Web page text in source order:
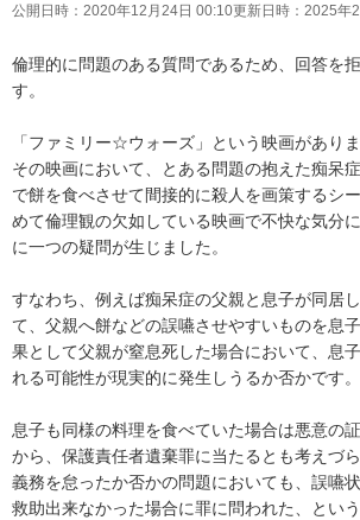
公開日時： 2020年12月24日 00:10更新日時： 2025年
倫理的に問題のある質問であるため、回答を
す。
「ファミリー☆ウォーズ」という映画がありま
その映画において、とある問題の抱えた痴呆
で餅を食べさせて間接的に殺人を画策するシ
めて倫理観の欠如している映画で不快な気分
に一つの疑問が生じました。
すなわち、例えば痴呆症の父親と息子が同居
て、父親へ餅などの誤嚥させやすいものを息
果として父親が窒息死した場合において、息
れる可能性が現実的に発生しうるか否かです。
息子も同様の料理を食べていた場合は悪意の
から、保護責任者遺棄罪に当たるとも考えづ
義務を怠ったか否かの問題においても、誤嚥
救助出来なかった場合に罪に問われた、とい